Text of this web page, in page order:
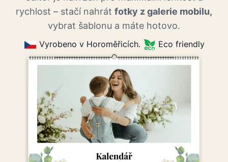
rychlost – stačí nahrát fotky z galerie mobilu,
vybrat šablonu a máte hotovo.
Vyrobeno v Horoměřicích. Eco friendly